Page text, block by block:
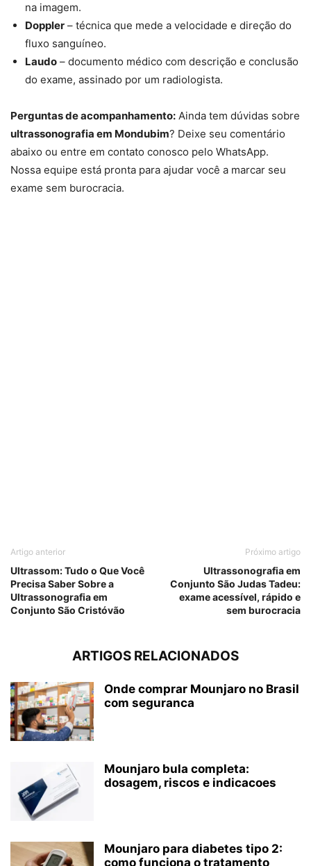
na imagem.
Doppler – técnica que mede a velocidade e direção do
fluxo sanguíneo.
Laudo – documento médico com descrição e conclusão
do exame, assinado por um radiologista.
Perguntas de acompanhamento: Ainda tem dúvidas sobre
ultrassonografia em Mondubim? Deixe seu comentário
abaixo ou entre em contato conosco pelo WhatsApp.
Nossa equipe está pronta para ajudar você a marcar seu
exame sem burocracia.
Artigo anterior
Ultrassom: Tudo o Que Você
Precisa Saber Sobre a
Ultrassonografia em
Conjunto São Cristóvão
Próximo artigo
Ultrassonografia em
Conjunto São Judas Tadeu:
exame acessível, rápido e
sem burocracia
ARTIGOS RELACIONADOS
Onde comprar Mounjaro no Brasil
com seguranca
Mounjaro bula completa:
dosagem, riscos e indicacoes
Mounjaro para diabetes tipo 2:
como funciona o tratamento